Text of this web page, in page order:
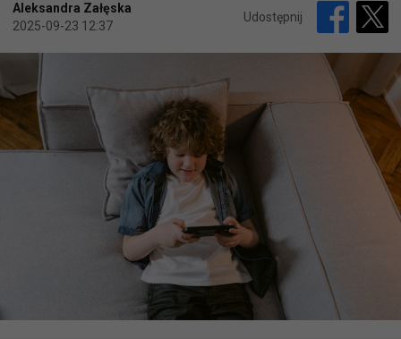
Aleksandra Załęska
2025-09-23 12:37
Udostępnij